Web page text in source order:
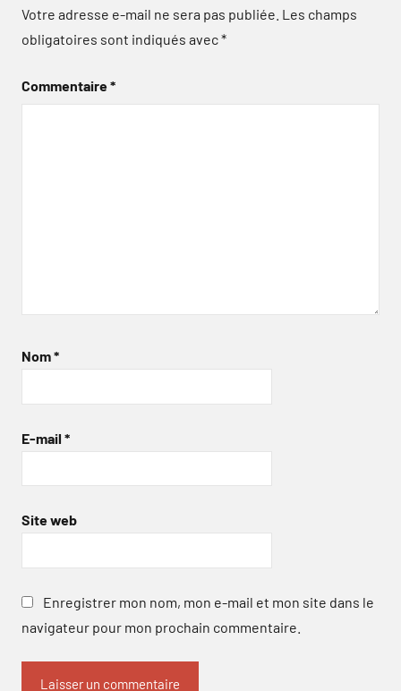
Votre adresse e-mail ne sera pas publiée. Les champs
obligatoires sont indiqués avec*
Commentaire*
Nom*
E-mail *
Site web
Enregistrer mon nom, mon e-mail et mon site dans le
navigateur pour mon prochain commentaire.